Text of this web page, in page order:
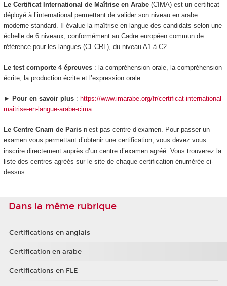
Le Certificat International de Maîtrise en Arabe(CIMA) est un certificat
déployé à l’international permettant de valider son niveau en arabe
moderne standard. Il évalue la maîtrise en langue des candidats selon une
échelle de 6 niveaux, conformément au Cadre européen commun de
référence pour les langues (CECRL), du niveau A1 à C2.
Le test comporte 4 épreuves: la compréhension orale, la compréhension
écrite, la production écrite et l’expression orale.
► Pour en savoir plus: https://www.imarabe.org/fr/certificat-international-
maitrise-en-langue-arabe-cima
Le Centre Cnam de Parisn’est pas centre d’examen. Pour passer un
examen vous permettant d’obtenir une certification, vous devez vous
inscrire directement auprès d’un centre d’examen agréé. Vous trouverez la
liste des centres agréés sur le site de chaque certification énumérée ci-
dessus.
Dans la même rubrique
Certifications en anglais
Certification en arabe
Certifications en FLE